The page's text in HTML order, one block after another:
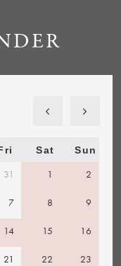
Sat Sun
31 1 2
7 8 9
14 15 16
21 22 23